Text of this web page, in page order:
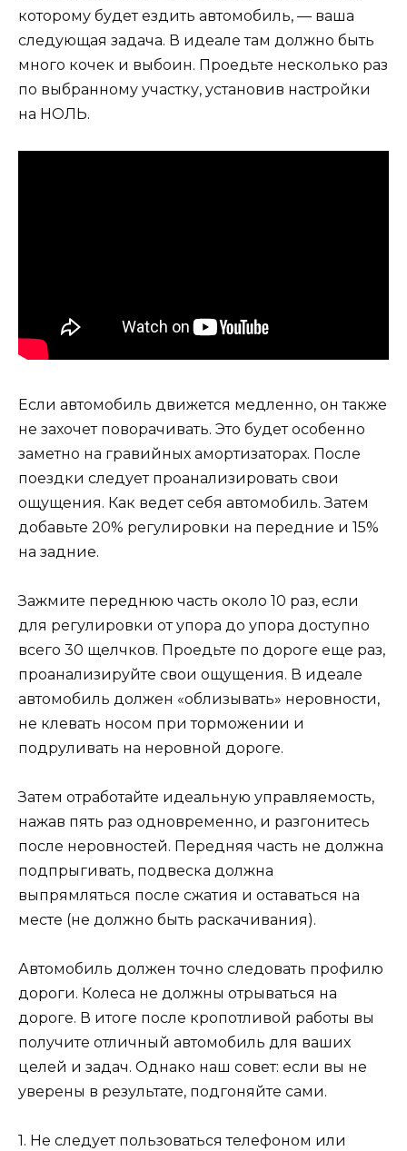
которому будет ездить автомобиль, — ваша
следующая задача. В идеале там должно быть
много кочек и выбоин. Проедьте несколько раз
по выбранному участку, установив настройки
на НОЛЬ.
Если автомобиль движется медленно, он также
не захочет поворачивать. Это будет особенно
заметно на гравийных амортизаторах. После
поездки следует проанализировать свои
ощущения. Как ведет себя автомобиль. Затем
добавьте 20% регулировки на передние и 15%
на задние.
Зажмите переднюю часть около 10 раз, если
для регулировки от упора до упора доступно
всего 30 щелчков. Проедьте по дороге еще раз,
проанализируйте свои ощущения. В идеале
автомобиль должен «облизывать» неровности,
не клевать носом при торможении и
подруливать на неровной дороге.
Затем отработайте идеальную управляемость,
нажав пять раз одновременно, и разгонитесь
после неровностей. Передняя часть не должна
подпрыгивать, подвеска должна
выпрямляться после сжатия и оставаться на
месте (не должно быть раскачивания).
Автомобиль должен точно следовать профилю
дороги. Колеса не должны отрываться на
дороге. В итоге после кропотливой работы вы
получите отличный автомобиль для ваших
целей и задач. Однако наш совет: если вы не
уверены в результате, подгоняйте сами.
1. Не следует пользоваться телефоном или